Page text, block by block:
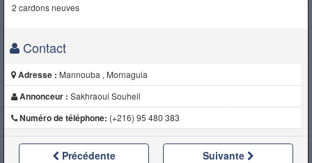
2 cardons neuves
Contact
Adresse : Mannouba , Mornaguia
Annonceur : Sakhraoui Souheil
Numéro de téléphone: (+216) 95 480 383
Précédente Suivante